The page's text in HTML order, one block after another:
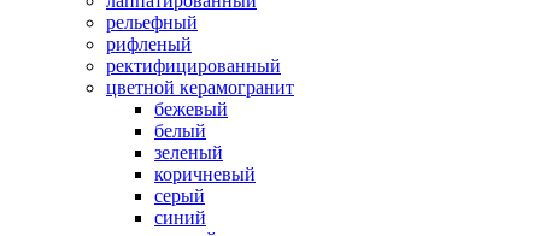
рельефный
рифленый
ректифицированный
цветной керамогранит
бежевый
белый
зеленый
коричневый
серый
синий